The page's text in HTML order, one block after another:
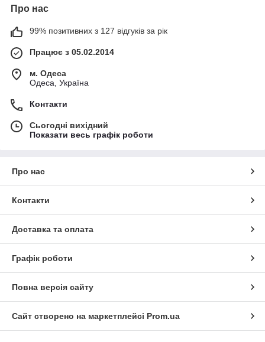
Про нас
99% позитивних з 127 відгуків за рік
Працює з 05.02.2014
м. Одеса
Одеса, Україна
Контакти
Сьогодні вихідний
Показати весь графік роботи
Про нас
Контакти
Доставка та оплата
Графік роботи
Повна версія сайту
Сайт створено на маркетплейсі Prom.ua